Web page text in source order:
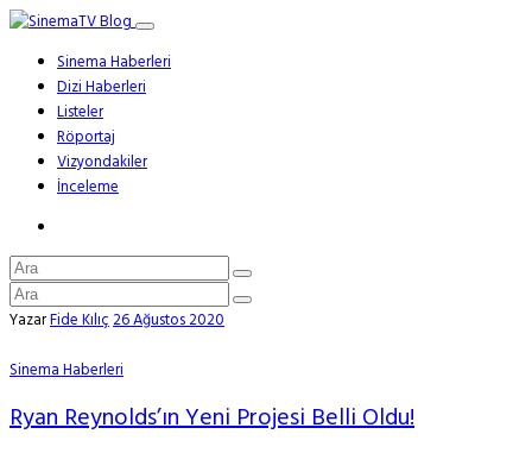
Sinema Haberleri
Dizi Haberleri
Listeler
Röportaj
Vizyondakiler
İnceleme
YazarFide Kılıç26 Ağustos 2020
Sinema Haberleri
Ryan Reynolds’ın Yeni Projesi Belli Oldu!